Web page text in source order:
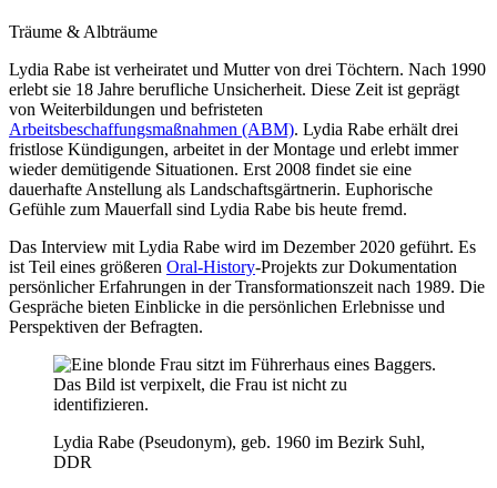
Träume & Albträume
Lydia Rabe ist verheiratet und Mutter von drei Töchtern. Nach 1990
erlebt sie 18 Jahre berufliche Unsicherheit. Diese Zeit ist geprägt
von Weiterbildungen und befristeten
Arbeitsbeschaffungsmaßnahmen (ABM). Lydia Rabe erhält drei
fristlose Kündigungen, arbeitet in der Montage und erlebt immer
wieder demütigende Situationen. Erst 2008 findet sie eine
dauerhafte Anstellung als Landschaftsgärtnerin. Euphorische
Gefühle zum Mauerfall sind Lydia Rabe bis heute fremd.
Das Interview mit Lydia Rabe wird im Dezember 2020 geführt. Es
ist Teil eines größeren Oral-History-Projekts zur Dokumentation
persönlicher Erfahrungen in der Transformationszeit nach 1989. Die
Gespräche bieten Einblicke in die persönlichen Erlebnisse und
Perspektiven der Befragten.
Lydia Rabe (Pseudonym), geb. 1960 im Bezirk Suhl,
DDR